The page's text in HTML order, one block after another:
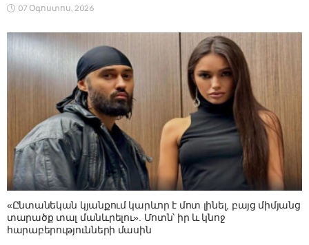
07 Օգոստոս, 2026
«Ընտանեկան կյանքում կարևոր է մոտ լինել, բայց միմյանց
տարածք տալ մանևրելու». Մոտն՝ իր և կնոջ
հարաբերությունների մասին